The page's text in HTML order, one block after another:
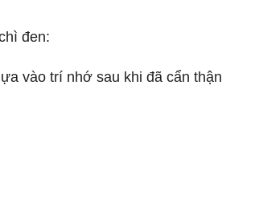
đen:
vào trí nhớ sau khi đã cẩn thận